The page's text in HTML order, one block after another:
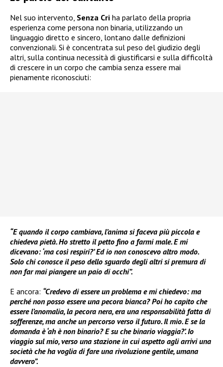
Nel suo intervento, Senza Cri ha parlato della propria
esperienza come persona non binaria, utilizzando un
linguaggio diretto e sincero, lontano dalle definizioni
convenzionali. Si è concentrata sul peso del giudizio degli
altri, sulla continua necessità di giustificarsi e sulla difficoltà
di crescere in un corpo che cambia senza essere mai
pienamente riconosciuti:
“E quando il corpo cambiava, l’anima si faceva più piccola e
chiedeva pietà. Ho stretto il petto fino a farmi male. E mi
dicevano: ‘ma così respiri?’ Ed io non conoscevo altro modo.
Solo chi conosce il peso dello sguardo degli altri si premura di
non far mai piangere un paio di occhi”.
E ancora: “Credevo di essere un problema e mi chiedevo: ma
perché non posso essere una pecora bianca? Poi ho capito che
essere l’anomalia, la pecora nera, era una responsabilità fatta di
sofferenze, ma anche un percorso verso il futuro. Il mio. E se la
domanda è ‘ah è non binario? E su che binario viaggia?’. Io
viaggio sul mio, verso una stazione in cui aspetto agli arrivi una
società che ha voglia di fare una rivoluzione gentile, umana
davvero”.